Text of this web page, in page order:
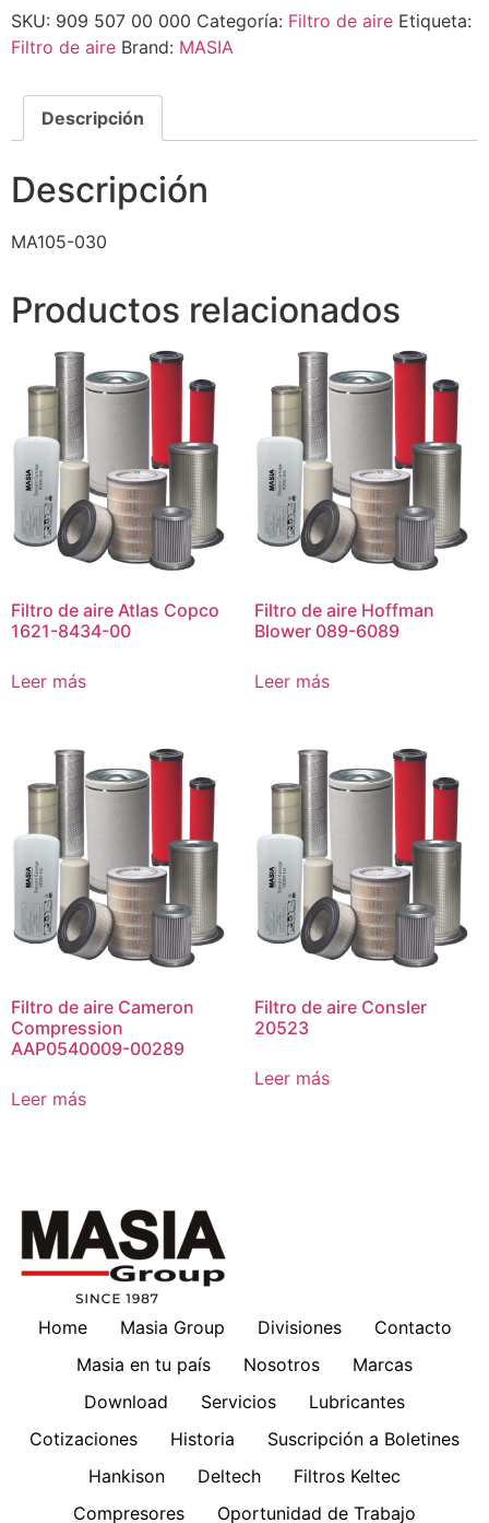
SKU: 909 507 00 000 Categoría: Filtro de aire Etiqueta:
Filtro de aire Brand: MASIA
Descripción
Descripción
MA105-030
Productos relacionados
Filtro de aire Atlas Copco
1621-8434-00
Leer más
Filtro de aire Hoffman
Blower 089-6089
Leer más
Filtro de aire Cameron
Compression
AAP0540009-00289
Leer más
Filtro de aire Consler
20523
Leer más
Home Masia Group Divisiones
Contacto
Masia en tu país
Nosotros
Marcas
Download
Servicios
Lubricantes
Cotizaciones
Historia
Suscripción a Boletines
Hankison
Deltech
Filtros Keltec
Compresores
Oportunidad de Trabajo